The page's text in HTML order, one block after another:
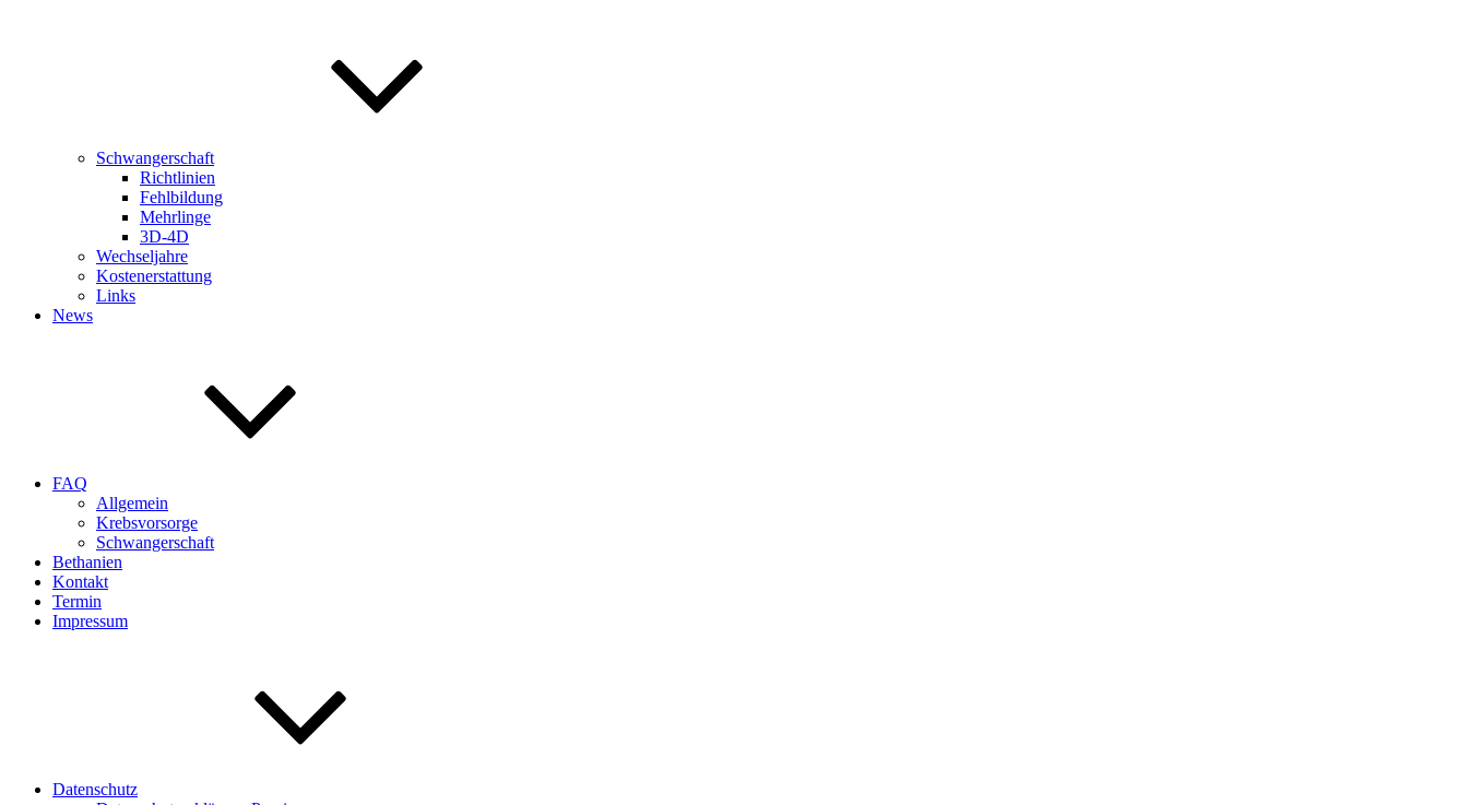
Schwangerschaft
Richtlinien
Fehlbildung
Mehrlinge
3D-4D
Wechseljahre
Kostenerstattung
Links
News
FAQ
Allgemein
Krebsvorsorge
Schwangerschaft
Bethanien
Kontakt
Termin
Impressum
Datenschutz